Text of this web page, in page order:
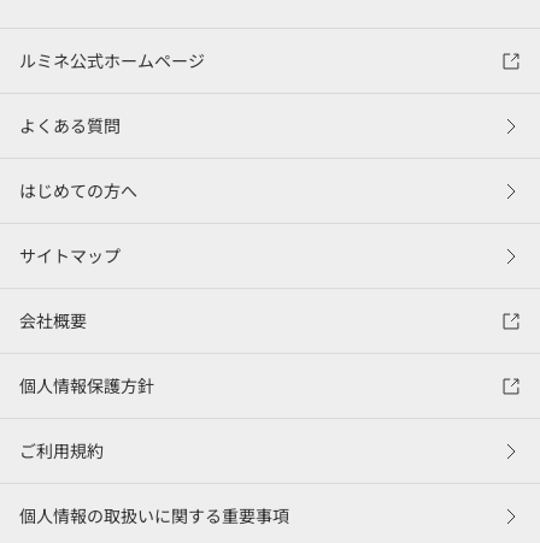
ルミネ公式ホームページ
よくある質問
はじめての方へ
サイトマップ
会社概要
個人情報保護方針
ご利用規約
個人情報の取扱いに関する重要事項